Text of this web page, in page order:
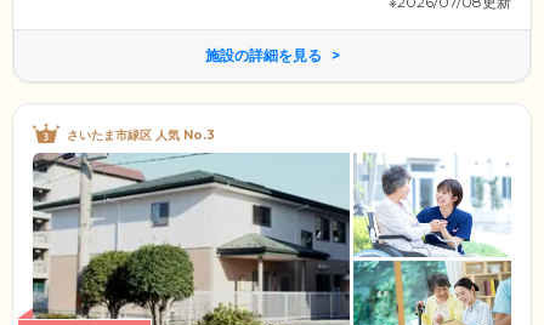
施設の詳細を見る
さいたま市緑区 人気 No.3